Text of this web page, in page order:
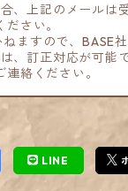
、上記のメールは
ださい。
ますので、BASE
、訂正対応が可能
絡ください。
LINE